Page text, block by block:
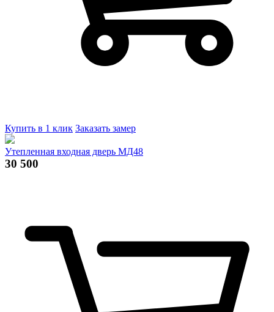
Купить в 1 клик Заказать замер
Утепленная входная дверь МД48
30 500